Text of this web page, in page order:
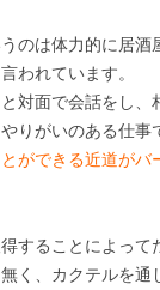
のは体力的に居酒
われています。
対面で会話をし、
りがいのある仕事
ができる近道がバ
することによって
く、カクテルを通